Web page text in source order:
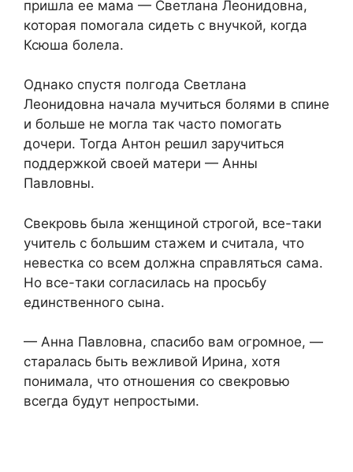
пришла ее мама — Светлана Леонидовна,
которая помогала сидеть с внучкой, когда
Ксюша болела.
Однако спустя полгода Светлана
Леонидовна начала мучиться болями в спине
и больше не могла так часто помогать
дочери. Тогда Антон решил заручиться
поддержкой своей матери — Анны
Павловны.
Свекровь была женщиной строгой, все-таки
учитель с большим стажем и считала, что
невестка со всем должна справляться сама.
Но все-таки согласилась на просьбу
единственного сына.
— Анна Павловна, спасибо вам огромное, —
старалась быть вежливой Ирина, хотя
понимала, что отношения со свекровью
всегда будут непростыми.